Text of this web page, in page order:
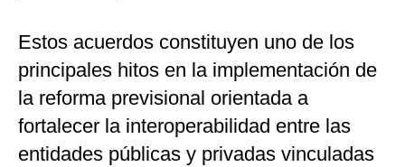
Estos acuerdos constituyen uno de los
principales hitos en la implementación de
la reforma previsional orientada a
fortalecer la interoperabilidad entre las
entidades públicas y privadas vinculadas